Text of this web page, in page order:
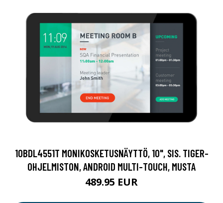
10BDL4551T MONIKOSKETUSNÄYTTÖ, 10", SIS. TIGER-
OHJELMISTON, ANDROID MULTI-TOUCH, MUSTA
489.95 EUR